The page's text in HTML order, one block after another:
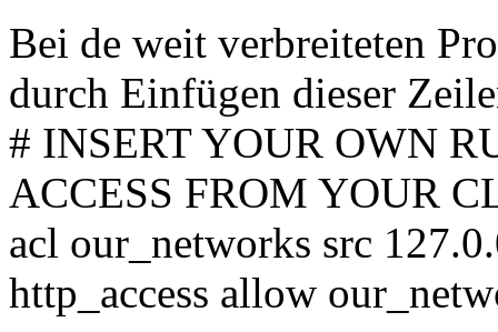
Bei de weit verbreiteten
durch Einfügen dieser
# INSERT YOUR OWN
ACCESS FROM YOUR
acl our_networks src
http_access allow